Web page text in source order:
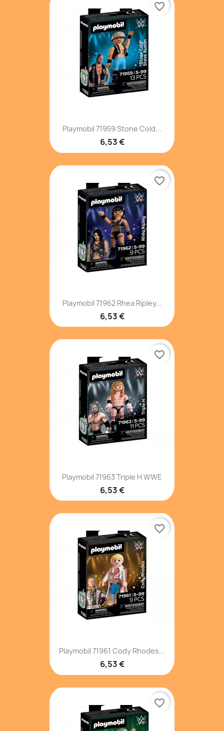
Playmobil 71959 Stone Cold...
6,53 €
favorite_border
Playmobil 71962 Rhea Ripley...
6,53 €
favorite_border
Playmobil 71963 Triple H WWE
6,53 €
favorite_border
Playmobil 71961 Cody Rhodes...
6,53 €
favorite_border
favorite_border